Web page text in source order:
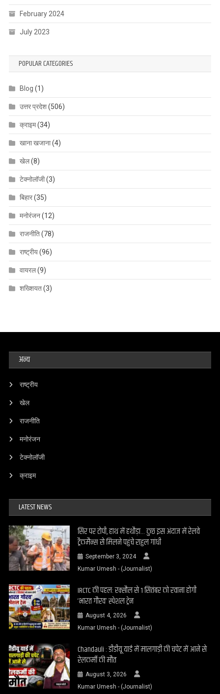
February 2024
July 2023
POPULAR CATEGORIES
Blog (1)
उत्तर प्रदेश(506)
क्राइम(34)
खाना खजाना(4)
खेल(8)
टेक्नोलॉजी(3)
बिहार(35)
मनोरंजन(12)
राजनीति(78)
राष्ट्रीय(96)
वायरल(9)
शख्शियत(3)
अन्य
राष्ट्रीय
खेल
राजनीति
मनोरंजन
टेक्नोलॉजी
क्राइम
LATEST NEWS
सिर पर टोपी, हाथ में हथौड़ा… कुछ इस अंदाज में रेलवे
ट्रैकमैन्स से मिलने पहुंचे राहुल गांधी
September 3, 2024
Kumar Umesh - (Journalist)
IRCTC की पहल: रक्सौल से 1 सितंबर को रवाना होगी
‘भारत गौरव’ स्पेशल ट्रेन
August 4, 2026
Kumar Umesh - (Journalist)
Chandauli : डीडीयू यार्ड में मालगाड़ी की चपेट में आने से
रेलकर्मी की मौत
August 3, 2026
Kumar Umesh - (Journalist)